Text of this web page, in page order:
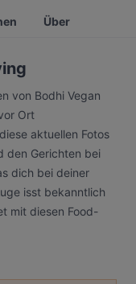
Über
von Bodhi Vegan
Ort
aktuellen Fotos
den Gerichten bei
dich bei deiner
isst bekanntlich
mit diesen Food-